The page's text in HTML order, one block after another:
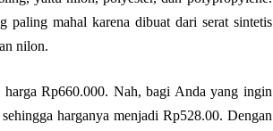
paling mahal karena dibuat dari serat sintetis
nilon.
Rp660.000. Nah, bagi Anda yang ingin
harganya menjadi Rp528.00. Dengan